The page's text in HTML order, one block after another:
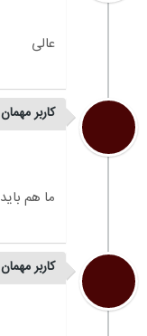
کاربر مهمان
کاربر مهمان